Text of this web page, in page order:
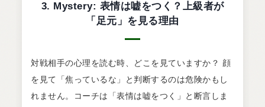
3. Mystery: 表情は嘘をつく？上級者が
「足元」を見る理由
対戦相手の心理を読む時、どこを見ていますか？ 顔
を見て「焦っているな」と判断するのは危険かもし
れません。コーチは「表情は嘘をつく」と断言しま